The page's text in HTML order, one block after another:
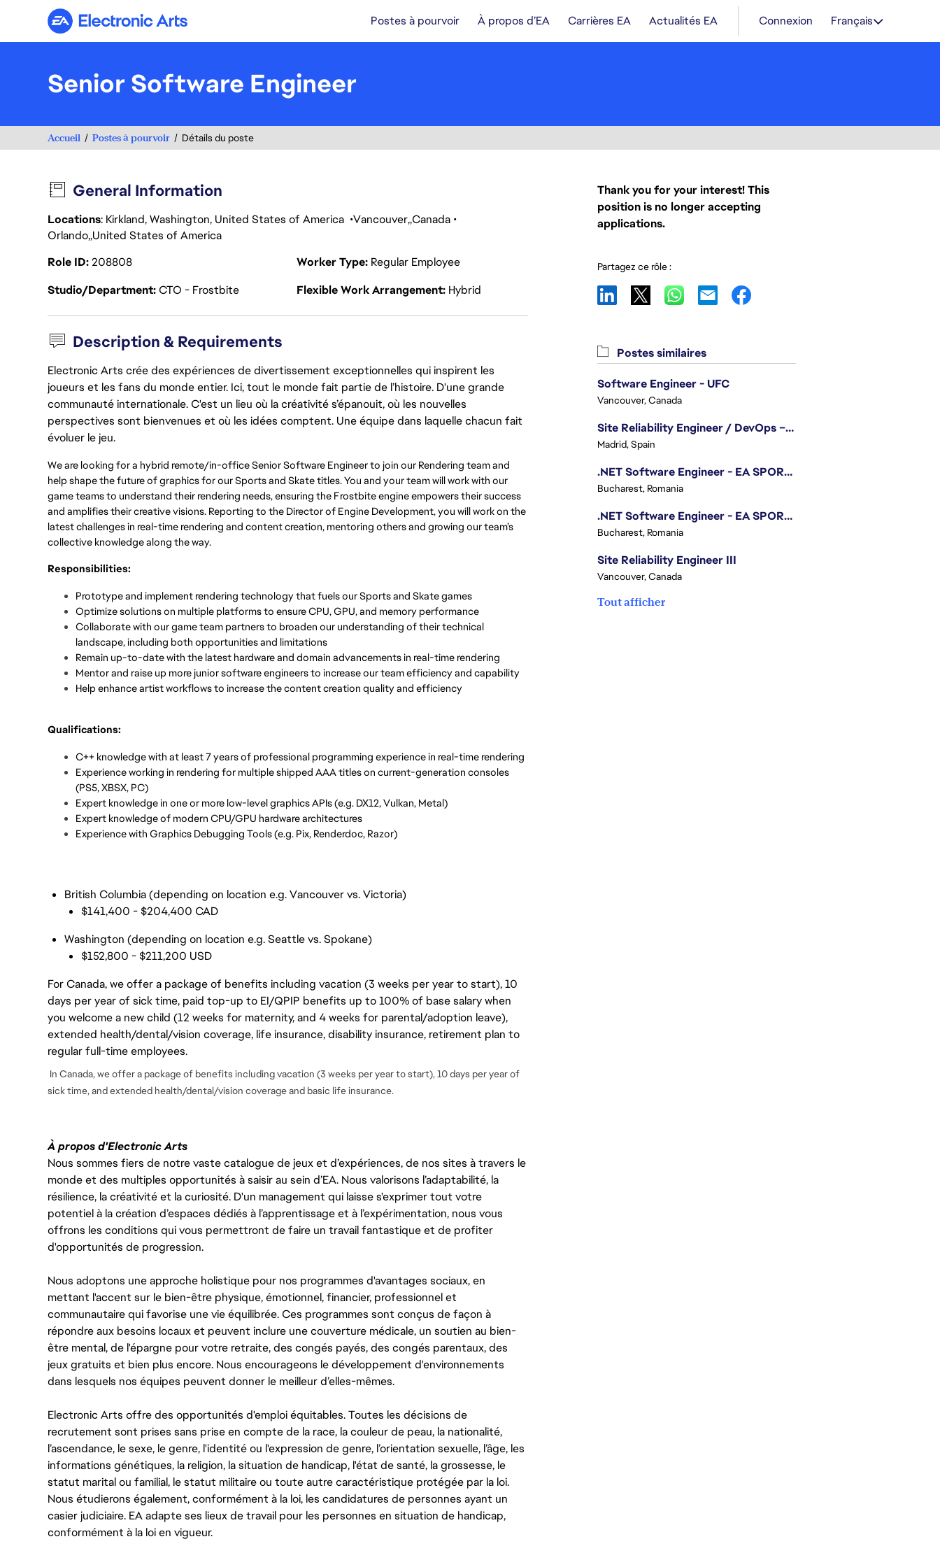
Electronic Arts Postes à pourvoir À propos d’EA Carrières EA Actualités EA Connexion Français
Senior Software Engineer
Accueil Postes à pourvoir Détails du poste
General Information
Locations: Kirkland, Washington, United States of America Vancouver Canada
Orlando United States of America
Role ID208808 Worker Type Regular Employee
Studio/DepartmentCTO - Frostbite Flexible Work Arrangement Hybrid
Description & Requirements
Electronic Arts crée des expériences de divertissement exceptionnelles qui inspirent les
joueurs et les fans du monde entier. Ici, tout le monde fait partie de l’histoire. D'une grande
communauté internationale. C'est un lieu où la créativité s’épanouit, où les nouvelles
perspectives sont bienvenues et où les idées comptent. Une équipe dans laquelle chacun fait
évoluer le jeu.
We are looking for a hybrid remote/in-office Senior Software Engineer to join our Rendering team and
help shape the future of graphics for our Sports and Skate titles. You and your team will work with our
game teams to understand their rendering needs, ensuring the Frostbite engine empowers their success
and amplifies their creative visions. Reporting to the Director of Engine Development, you will work on the
latest challenges in real-time rendering and content creation, mentoring others and growing our team’s
collective knowledge along the way.
Responsibilities:
Prototype and implement rendering technology that fuels our Sports and Skate games
Optimize solutions on multiple platforms to ensure CPU, GPU, and memory performance
Collaborate with our game team partners to broaden our understanding of their technical
landscape, including both opportunities and limitations
Remain up-to-datewith the latest hardware and domain advancements in real-time rendering
Mentor and raise up more junior software engineers to increase our team efficiency and capability
Help enhance artist workflows to increase the content creation quality and efficiency
Qualifications:
C++ knowledge with at least 7 years of professional programming experience in real-time rendering
Experience working in rendering for multiple shipped AAA titles on current-generation consoles
(PS5, XBSX, PC)
Expert knowledge in one or more low-level graphics APIs (e.g. DX12, Vulkan, Metal)
Expert knowledge of modern CPU/GPU hardware architectures
Experience with Graphics Debugging Tools (e.g. Pix, Renderdoc, Razor)
British Columbia (depending on location e.g. Vancouver vs. Victoria)
$141,400 - $204,400 CAD
Washington (depending on location e.g. Seattle vs. Spokane)
$152,800 - $211,200 USD
For Canada, we offer a package of benefits including vacation (3 weeks per year to start), 10
days per year of sick time, paid top-up to EI/QPIP benefits up to 100% of base salary when
you welcome a new child (12 weeks for maternity, and 4 weeks for parental/adoption leave),
extended health/dental/vision coverage, life insurance, disability insurance, retirement plan to
regular full-time employees.
In Canada, we offer a package of benefits including vacation (3 weeks per year to start), 10 days per year of
sick time, and extended health/dental/vision coverage and basic life insurance.
À propos d'Electronic Arts
Nous sommes fiers de notre vaste catalogue de jeux et d’expériences, de nos sites à travers le
monde et des multiples opportunités à saisir au sein d’EA. Nous valorisons l’adaptabilité, la
résilience, la créativité et la curiosité. D'un management qui laisse s'exprimer tout votre
potentiel à la création d’espaces dédiés à l’apprentissage et à l’expérimentation, nous vous
offrons les conditions qui vous permettront de faire un travail fantastique et de profiter
d'opportunités de progression.
Nous adoptons une approche holistique pour nos programmes d'avantages sociaux, en
mettant l'accent sur le bien-être physique, émotionnel, financier, professionnel et
communautaire qui favorise une vie équilibrée. Ces programmes sont conçus de façon à
répondre aux besoins locaux et peuvent inclure une couverture médicale, un soutien au bien-
être mental, de l'épargne pour votre retraite, des congés payés, des congés parentaux, des
jeux gratuits et bien plus encore. Nous encourageons le développement d'environnements
dans lesquels nos équipes peuvent donner le meilleur d’elles-mêmes.
Electronic Arts offre des opportunités d'emploi équitables. Toutes les décisions de
recrutement sont prises sans prise en compte de la race, la couleur de peau, la nationalité,
l’ascendance, le sexe, le genre, l'identité ou l'expression de genre, l’orientation sexuelle, l’âge, les
informations génétiques, la religion, la situation de handicap, l'état de santé, la grossesse, le
statut marital ou familial, le statut militaire ou toute autre caractéristique protégée par la loi.
Nous étudierons également, conformément à la loi, les candidatures de personnes ayant un
casier judiciaire. EA adapte ses lieux de travail pour les personnes en situation de handicap,
conformément à la loi en vigueur.
Thank you for your interest! This
position is no longer accepting
applications.
Partagez ce rôle :
Postes similaires
Software Engineer - UFC
Vancouver, Canada
Site Reliability Engineer / DevOps – Localization
Madrid, Spain
.NET Software Engineer - EA SPORTS™ FC
Bucharest, Romania
.NET Software Engineer - EA SPORTS™ FC
Bucharest, Romania
Site Reliability Engineer III
Vancouver, Canada
Tout afficher